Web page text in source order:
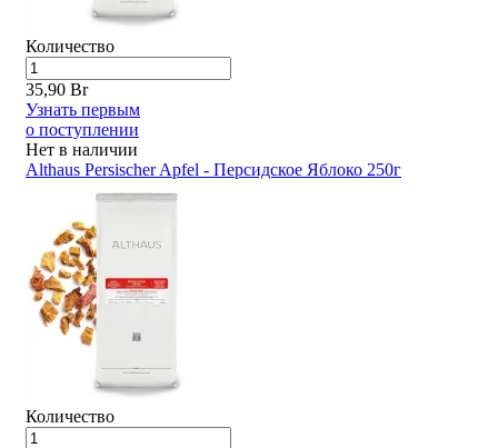
Количество
35,90 Br
Узнать первым
о поступлении
Нет в наличии
Althaus Persischer Apfel - Персидское Яблоко 250г
Количество